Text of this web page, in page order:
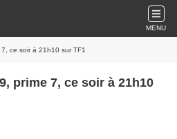
MENU
ce soir à 21h10 sur TF1
prime 7, ce soir à 21h10